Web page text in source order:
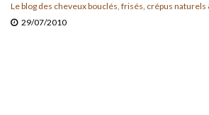
Le blog des cheveux bouclés, frisés, crépus naturels
29/07/2010